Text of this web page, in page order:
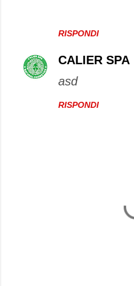
RISPONDI
CALIER SPA
asd
RISPONDI